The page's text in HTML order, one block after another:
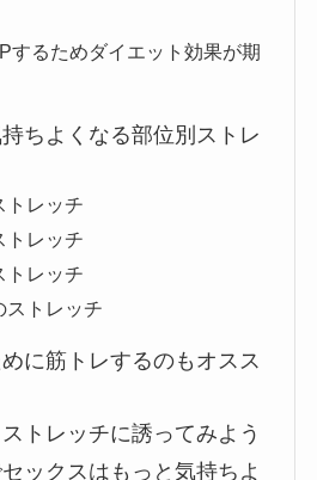
するためダイエット効果が期
ちよくなる部位別ストレ
トレッチ
トレッチ
トレッチ
ストレッチ
に筋トレするのもオスス
トレッチに誘ってみよう
ックスはもっと気持ちよ